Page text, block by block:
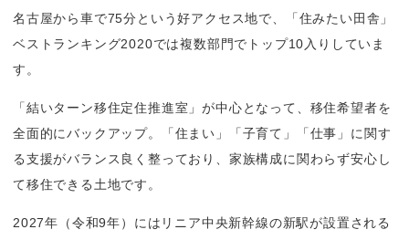
名古屋から車で75分という好アクセス地で、「住みたい田舎」
ベストランキング2020では複数部門でトップ10入りしていま
す。
「結いターン移住定住推進室」が中心となって、移住希望者を
全面的にバックアップ。「住まい」「子育て」「仕事」に関す
る支援がバランス良く整っており、家族構成に関わらず安心し
て移住できる土地です。
2027年（令和9年）にはリニア中央新幹線の新駅が設置される